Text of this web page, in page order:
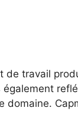
de travail
domaine.